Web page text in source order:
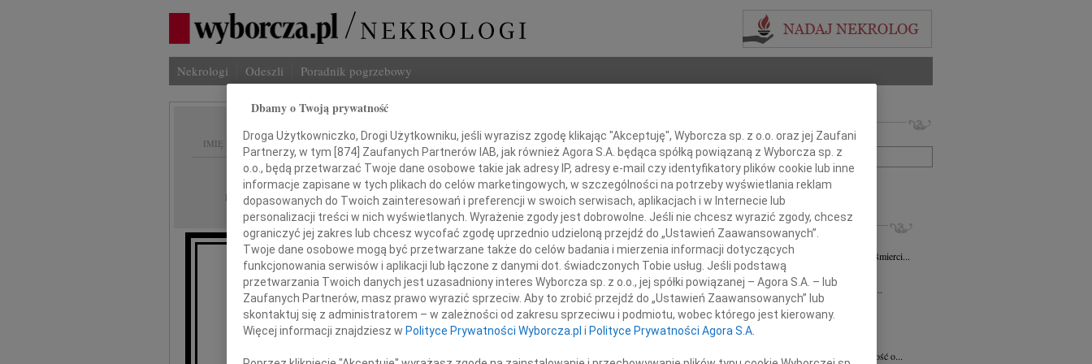
Nekrologi Odeszli Poradnik pogrzebowy
IMIĘ I NAZWISKO:
REGION: Kraków
DATA EMISJI: 17.08.2010
Katarzynie i Zenonowi
Kosiniakom-Kamyszom
Imię i nazwisko lub numer ogłoszenia:
+ szukanie zaawansowane
INNE NEKROLOGI
Zbigniew Święch 07.08.2026
Z dużym smutkiem przyjąłem wiadomość o śmierci...
24.07.2026Kraków
Panu Jackowi Gryzło Wiceprezesowi Areny...
Karolina Witek
20.07.2026
Z głębokim smutkiem i żalem przyjęliśmy...
Joanna Słowińska
Z olbrzymim smutkiem przyjęliśmy wiadomość o...
Dbamy o Twoją prywatność
Droga Użytkowniczko, Drogi Użytkowniku, jeśli wyrazisz zgodę klikając "Akceptuję", Wyborcza sp. z o.o. oraz jej Zaufani
Partnerzy, w tym [874] Zaufanych Partnerów IAB, jak również Agora S.A. będąca spółką powiązaną z Wyborcza sp. z
o.o., będą przetwarzać Twoje dane osobowe takie jak adresy IP, adresy e-mail czy identyfikatory plików cookie lub inne
informacje zapisane w tych plikach do celów marketingowych, w szczególności na potrzeby wyświetlania reklam
dopasowanych do Twoich zainteresowań i preferencji w swoich serwisach, aplikacjach i w Internecie lub
personalizacji treści w nich wyświetlanych. Wyrażenie zgody jest dobrowolne. Jeśli nie chcesz wyrazić zgody, chcesz
ograniczyć jej zakres lub chcesz wycofać zgodę uprzednio udzieloną przejdź do „Ustawień Zaawansowanych”.
Twoje dane osobowe mogą być przetwarzane także do celów badania i mierzenia informacji dotyczących
funkcjonowania serwisów i aplikacji lub łączone z danymi dot. świadczonych Tobie usług. Jeśli podstawą
przetwarzania Twoich danych jest uzasadniony interes Wyborcza sp. z o.o., jej spółki powiązanej – Agora S.A. – lub
Zaufanych Partnerów, masz prawo wyrazić sprzeciw. Aby to zrobić przejdź do „Ustawień Zaawansowanych” lub
skontaktuj się z administratorem – w zależności od zakresu sprzeciwu i podmiotu, wobec którego jest kierowany.
Więcej informacji znajdziesz w Polityce Prywatności Wyborcza.pl i Polityce Prywatności Agora S.A.